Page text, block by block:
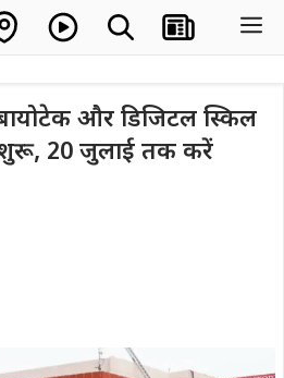
और डिजिटल स्किल
शुरू, 20 जुलाई तक करें